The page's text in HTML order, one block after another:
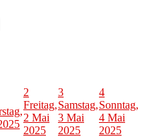
2
Freitag,
2 Mai
2025
3
Samstag,
3 Mai
2025
4
Sonntag,
4 Mai
2025